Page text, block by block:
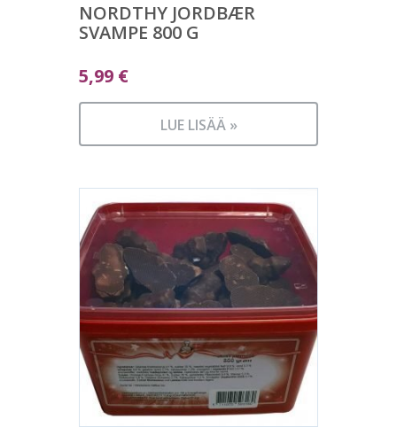
NORDTHY JORDBÆR
SVAMPE 800 G
5,99 €
LUE LISÄÄ »